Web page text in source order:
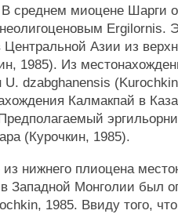
среднем миоцене Шарги
Ergilornis.
Азии из
1985). Из
dzabghanensis
Калмакпай в
(Курочкин, 1985).
нижнего плиоцена
Западной Монголии был
1985. Ввиду того,